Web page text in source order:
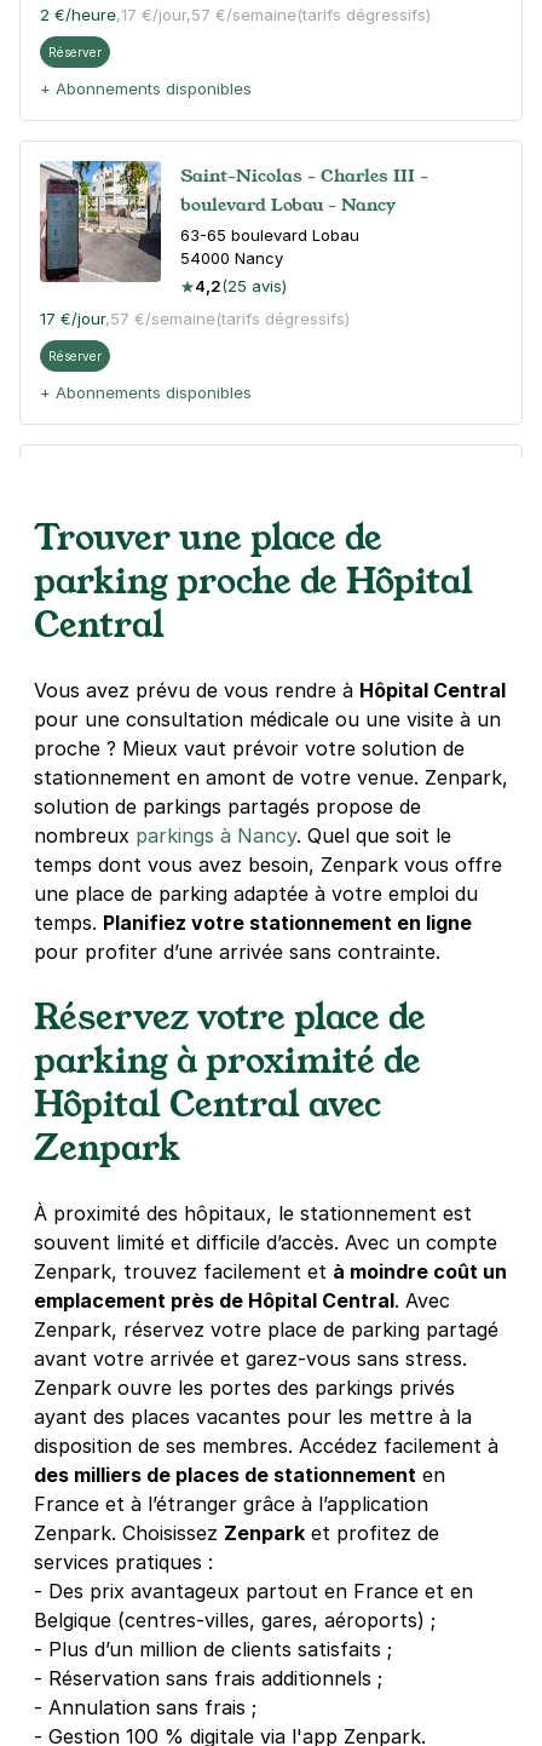
2 €/heure,17 €/jour,57 €/semaine(tarifs dégressifs)
Réserver
+ Abonnements disponibles
Saint-Nicolas - Charles III -
boulevard Lobau - Nancy
63-65 boulevard Lobau
54000 Nancy
4,2(25 avis)
17 €/jour,57 €/semaine(tarifs dégressifs)
Réserver
+ Abonnements disponibles
127 boulevard Lobau
Nancy
3,9(10 avis)
2 €/heure,18 €/jour,
+ Abonnements disponibles
Secours Populaire Français -
Antenne de Nancy-Etoile - rue
Frederic Chopin
4 rue Frederic Chopin
54000Nancy
4,4(15 avis)
Réserver
Nancy - Mon Désert - Gare de Nancy
11 rue de Mulhouse
2 €/heure,17 €/jour,57 €/semaine (tarifs dégressifs)
Réserver
+ Abonnements disponibles
Rue du Maréchal Victor duc de
Bellune - Nancy
37 rue du Maréchal Victor duc de Bellune
54000Nancy
4,8(18 avis)
+ Abonnements disponibles
Place Commanderie - rue Gabriel
Mouilleron - Nancy
1 rue Jacques Bellange
54000
Nancy
Trouver une place de
parking proche de Hôpital
Central
Vous avez prévu de vous rendre à Hôpital Central
pour une consultation médicale ou une visite à un
proche ? Mieux vaut prévoir votre solution de
stationnement en amont de votre venue. Zenpark,
solution de parkings partagés propose de
nombreux parkings à Nancy. Quel que soit le
temps dont vous avez besoin, Zenpark vous offre
une place de parking adaptée à votre emploi du
temps. Planifiez votre stationnement en ligne
pour profiter d’une arrivée sans contrainte.
Réservez votre place de
parking à proximité de
Hôpital Central avec
Zenpark
À proximité des hôpitaux, le stationnement est
souvent limité et difficile d’accès. Avec un compte
Zenpark, trouvez facilement et à moindre coût un
emplacement près de Hôpital Central. Avec
Zenpark, réservez votre place de parking partagé
avant votre arrivée et garez-vous sans stress.
Zenpark ouvre les portes des parkings privés
ayant des places vacantes pour les mettre à la
disposition de ses membres. Accédez facilement à
des milliers de places de stationnement en
France et à l’étranger grâce à l’application
Zenpark. Choisissez Zenpark et profitez de
services pratiques :
- Des prix avantageux partout en France et en
Belgique (centres-villes, gares, aéroports) ;
- Plus d’un million de clients satisfaits ;
- Réservation sans frais additionnels ;
- Annulation sans frais ;
- Gestion 100 % digitale via l'app Zenpark.